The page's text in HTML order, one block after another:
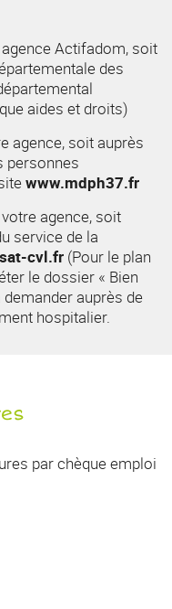
Actifadom, soit
des
aides et droits)
agence, soit auprès
personnes
www.mdph37.fr
agence, soit
service de la
cvl.fr (Pour le plan
le dossier « Bien
demander auprès de
hospitalier.
par chèque emploi